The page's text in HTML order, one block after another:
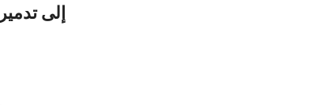
إلى